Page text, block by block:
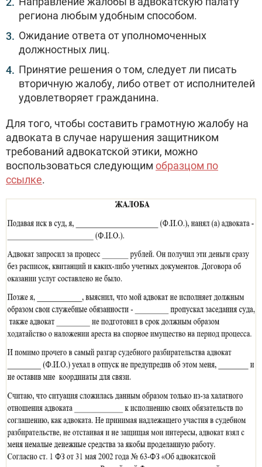
региона любым удобным способом.
Ожидание ответа от уполномоченных
должностных лиц.
Принятие решения о том, следует ли писать
вторичную жалобу, либо ответ от исполнителей
удовлетворяет гражданина.
Для того, чтобы составить грамотную жалобу на
адвоката в случае нарушения защитником
требований адвокатской этики, можно
воспользоваться следующим образцом по
ссылке.